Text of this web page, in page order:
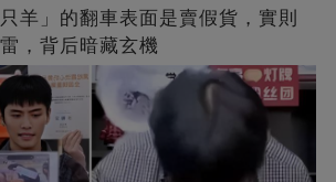
羊」的翻車表面是賣假貨，實則
，背后暗藏玄機